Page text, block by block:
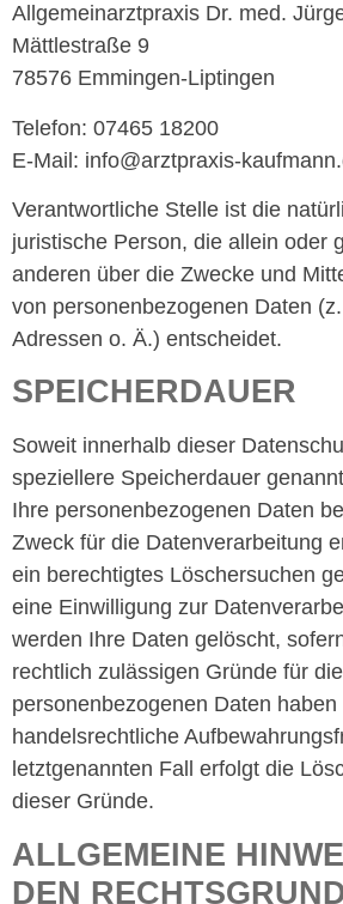
Allgemeinarztpraxis Dr. med.
Mättlestraße 9
78576 Emmingen-Liptingen
Telefon: 07465 18200
E-Mail: info@arztpraxis-
Verantwortliche Stelle ist die
juristische Person, die allein oder
anderen über die Zwecke und
von personenbezogenen Daten
Adressen o. Ä.) entscheidet.
SPEICHERDAUER
Soweit innerhalb dieser
speziellere Speicherdauer
Ihre personenbezogenen Daten
Zweck für die Datenverarbeitung
ein berechtigtes Löschersuchen
eine Einwilligung zur
werden Ihre Daten gelöscht,
rechtlich zulässigen Gründe für
personenbezogenen Daten
handelsrechtliche
letztgenannten Fall erfolgt die
dieser Gründe.
ALLGEMEINE
DEN